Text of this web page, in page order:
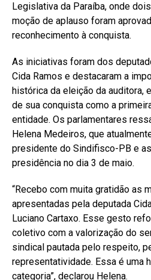
Legislativa da Paraíba, onde
moção de aplauso foram
reconhecimento à conquista.
As iniciativas foram dos
Cida Ramos e destacaram a
histórica da eleição da auditora,
de sua conquista como a
entidade. Os parlamentares
Helena Medeiros, que
presidente do Sindifisco-PB e
presidência no dia 3 de maio.
“Recebo com muita gratidão as
apresentadas pela deputada
Luciano Cartaxo. Esse gesto
coletivo com a valorização do
sindical pautada pelo respeito,
representatividade. Essa é uma
categoria”, declarou Helena.